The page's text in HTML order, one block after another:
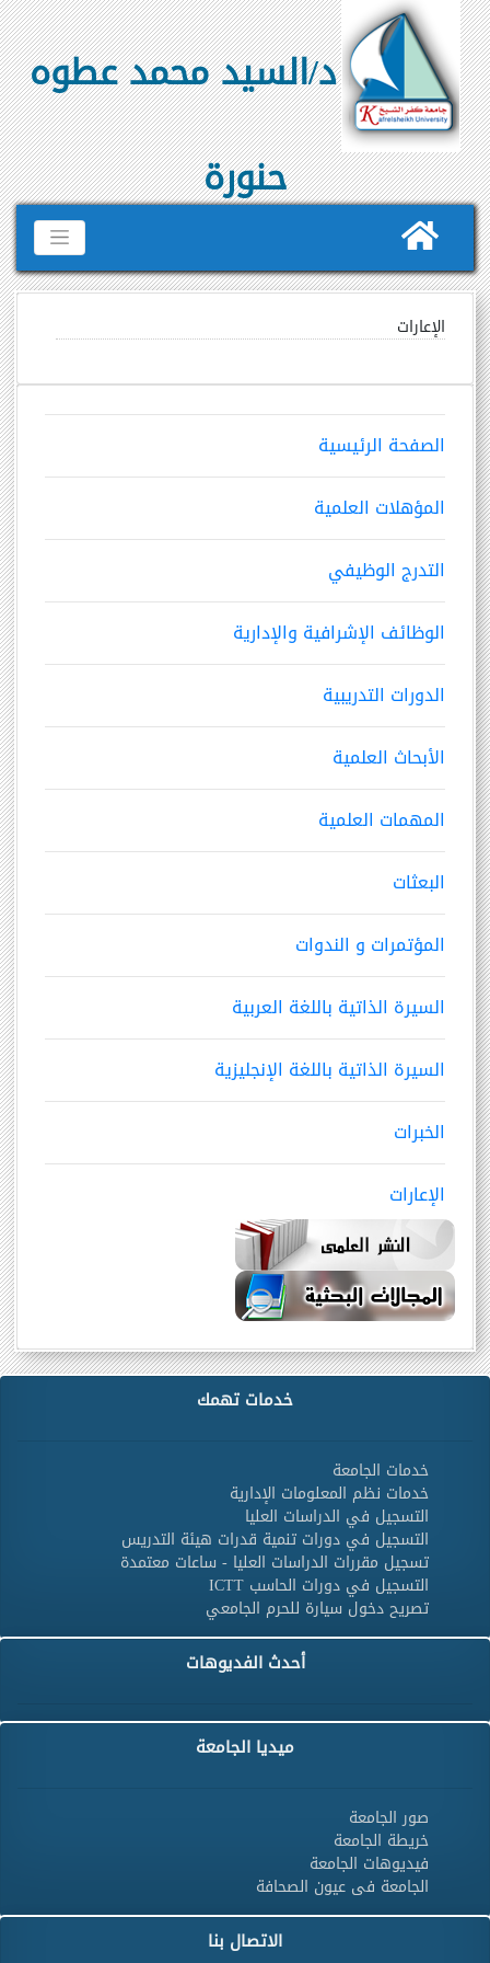
د/السيد محمد عطوه
حنورة
الصفحة الرئيسية
المؤهلات العلمية
التدرج الوظيفي
الوظائف الإشرافية والإدارية
الدورات التدريبية
الأبحاث العلمية
المهمات العلمية
البعثات
المؤتمرات و الندوات
السيرة الذاتية باللغة العربية
السيرة الذاتية باللغة الإنجليزية
الخبرات
الإعارات
الإعارات
خدمات تهمك
خدمات الجامعة
خدمات نظم المعلومات الإدارية
التسجيل في الدراسات العليا
التسجيل في دورات تنمية قدرات هيئة التدريس
تسجيل مقررات الدراسات العليا - ساعات معتمدة
التسجيل في دورات الحاسب ICTT
تصريح دخول سيارة للحرم الجامعي
أحدث الفديوهات
ميديا الجامعة
صور الجامعة
خريطة الجامعة
فيديوهات الجامعة
الجامعة فى عيون الصحافة
الاتصال بنا